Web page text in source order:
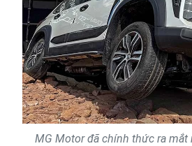
MG Motor đã chính thức ra mắt